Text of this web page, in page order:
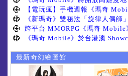
最新奇幻繪圖館